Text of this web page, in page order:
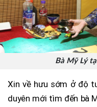
Bà Mỹ Lý
Xin về hưu sớm ở độ
duyên mới tìm đến bà